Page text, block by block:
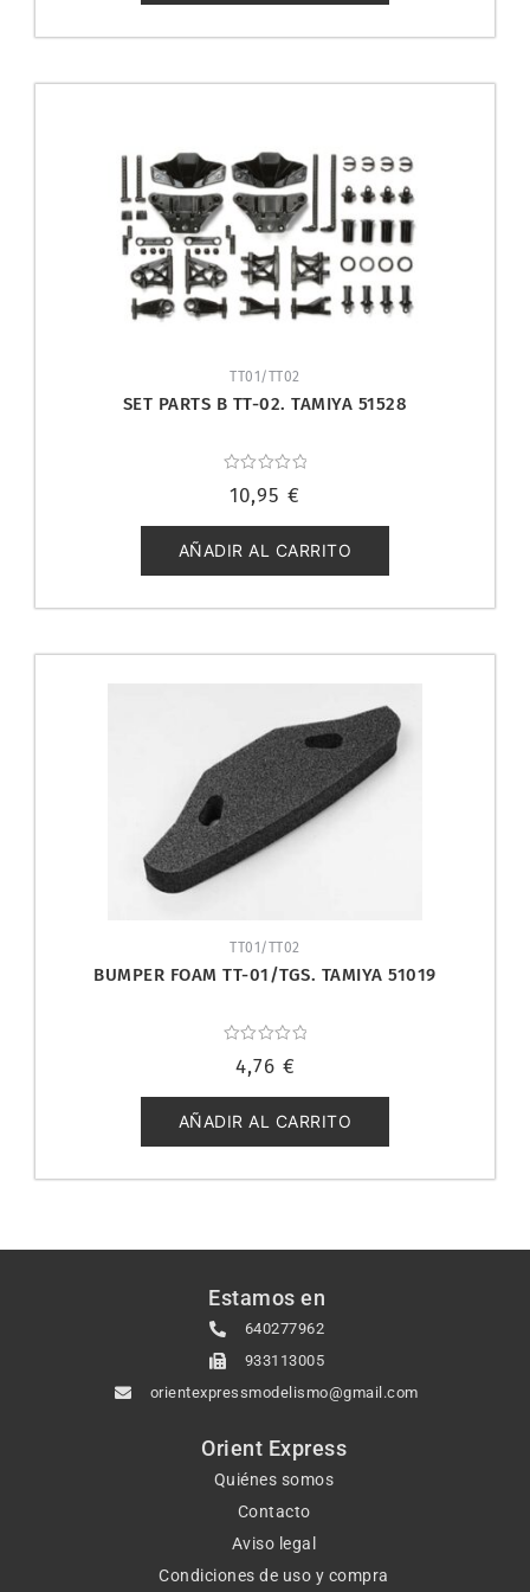
TT01/TT02
SET PARTS B TT-02. TAMIYA 51528
con
de
5
10,95 €
AÑADIR AL CARRITO
TT01/TT02
BUMPER FOAM TT-01/TGS. TAMIYA 51019
con
de
5
4,76 €
AÑADIR AL CARRITO
Estamos en
640277962
933113005
orientexpressmodelismo@gmail.com
Orient Express
Quiénes somos
Contacto
Aviso legal
Condiciones de uso y compra